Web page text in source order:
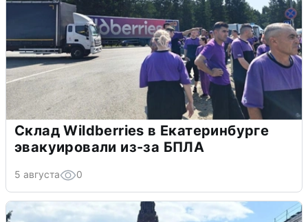
Склад Wildberries в Екатеринбурге
эвакуировали из-за БПЛА
5 августа 0